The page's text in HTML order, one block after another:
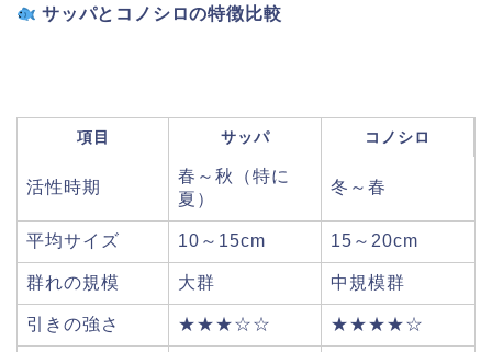
サッパとコノシロの特徴比較
項目 サッパ コノシロ
活性時期
春～秋（特に
夏）
冬～春
平均サイズ 10～15cm 15～20cm
群れの規模 大群 中規模群
引きの強さ ★★★☆☆ ★★★★☆